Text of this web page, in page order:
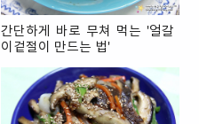
간단하게 바로 무쳐 먹는 '얼갈
이겉절이 만드는 법'